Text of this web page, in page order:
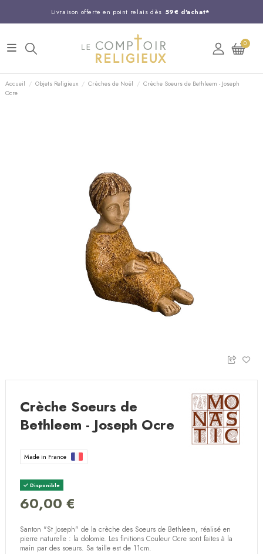
Livraison offerte en point relais dès 59€ d'achat*
Entreprise Française familiale
Support client disponible au 03 20 24 74 15
Commandez avant 14H, expédition le jour même !
0
Accueil Objets Religieux Crèches de Noël
Crèche Soeurs de Bethleem - Joseph
Ocre
Crèche Soeurs de
Bethleem - Joseph Ocre
Made in France
Disponible
60,00 €
Santon "St Joseph" de la crèche des Soeurs de Bethleem, réalisé en
pierre naturelle : la dolomie. Les finitions Couleur Ocre sont faites à la
main par des soeurs. Sa taille est de 11cm.